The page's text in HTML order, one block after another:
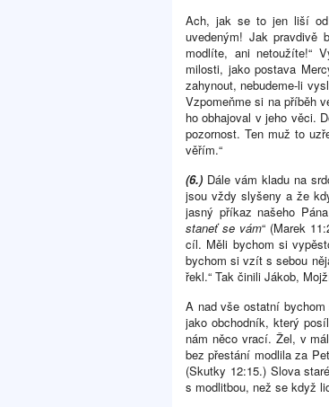
Ach, jak se to jen liší
uvedeným! Jak
modlíte, ani netoužíte!“
milosti, jako postava
zahynout, nebudeme-li
Vzpomeňme si na příběh
ho obhajoval v jeho věci.
pozornost. Ten muž to
věřím.“
(6.) Dále vám kladu na
jsou vždy slyšeny a že
jasný příkaz našeho
staneť se vám“ (Marek
cíl. Měli bychom si
bychom si vzít s sebou
řekl.“ Tak činili Jákob,
A nad vše ostatní
jako obchodník, který
nám něco vrací. Žel, v
bez přestání modlila za
(Skutky 12:15.) Slova
s modlitbou, než se když